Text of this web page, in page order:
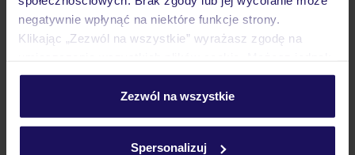
negatywnie wpłynąć na niektóre funkcje strony.
Klikając „Zezwól na wszystkie” wyrażasz zgodę na
personalizować swój wybór wchodząc w zakładkę
Szczegółowe informacje o plikach cookie znajdziesz
Zezwól na wszystkie
Spersonalizuj
Pokoje